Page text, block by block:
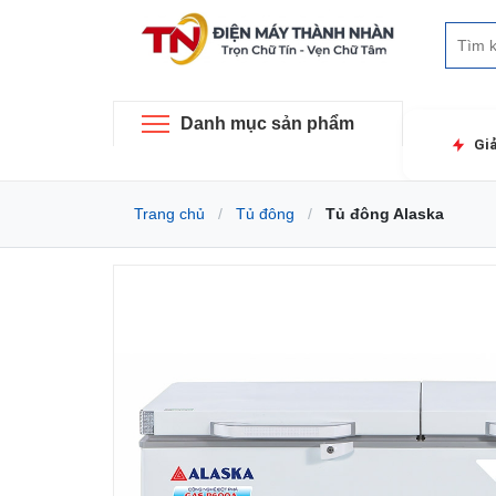
Danh mục sản phẩm
Trang chủ Tủ đông Tủ đông Alaska